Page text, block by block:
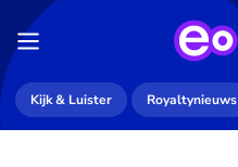
Kijk & Luister Royaltynieuws